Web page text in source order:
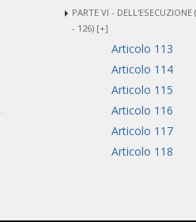
PARTE VI -
- 126) [+]
Articolo 113
Articolo 114
Articolo 115
Articolo 116
Articolo 117
Articolo 118